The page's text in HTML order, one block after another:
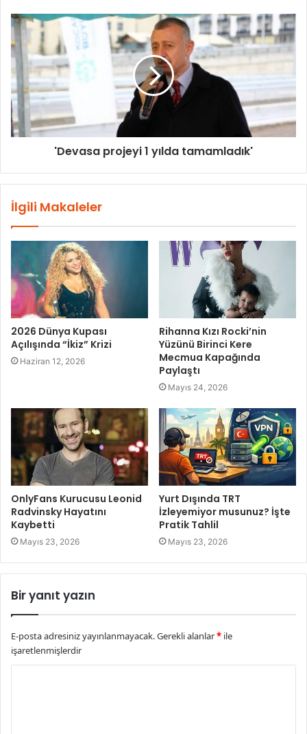
'Devasa projeyi 1 yılda tamamladık'
İlgili Makaleler
2026 Dünya Kupası
Açılışında “İkiz” Krizi
Haziran 12, 2026
Rihanna Kızı Rocki’nin
Yüzünü Birinci Kere
Mecmua Kapağında
Paylaştı
Mayıs 24, 2026
OnlyFans Kurucusu Leonid
Radvinsky Hayatını
Kaybetti
Mayıs 23, 2026
Yurt Dışında TRT
İzleyemiyor musunuz? İşte
Pratik Tahlil
Mayıs 23, 2026
Bir yanıt yazın
E-posta adresiniz yayınlanmayacak.Gerekli alanlar* ile
işaretlenmişlerdir